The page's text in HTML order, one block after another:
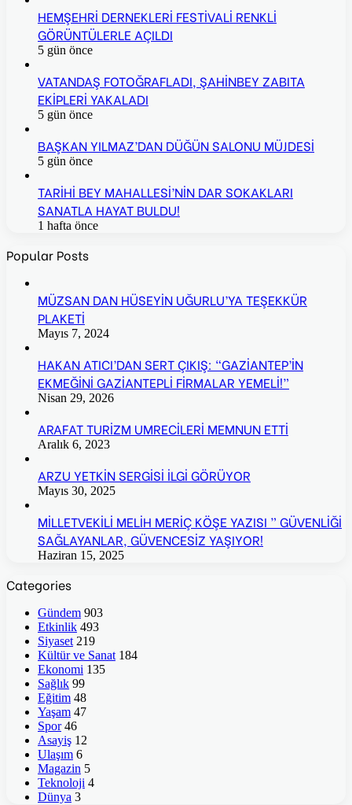
HEMŞEHRİ DERNEKLERİ FESTİVALİ RENKLİ
GÖRÜNTÜLERLE AÇILDI
5 gün önce
VATANDAŞ FOTOĞRAFLADI, ŞAHİNBEY ZABITA
EKİPLERİ YAKALADI
5 gün önce
BAŞKAN YILMAZ’DAN DÜĞÜN SALONU MÜJDESİ
5 gün önce
TARİHİ BEY MAHALLESİ’NİN DAR SOKAKLARI
SANATLA HAYAT BULDU!
1 hafta önce
Popular Posts
MÜZSAN DAN HÜSEYİN UĞURLU’YA TEŞEKKÜR
PLAKETİ
Mayıs 7, 2024
HAKAN ATICI’DAN SERT ÇIKIŞ: “GAZİANTEP’İN
EKMEĞİNİ GAZİANTEPLİ FİRMALAR YEMELİ!”
Nisan 29, 2026
ARAFAT TURİZM UMRECİLERİ MEMNUN ETTİ
Aralık 6, 2023
ARZU YETKİN SERGİSİ İLGİ GÖRÜYOR
Mayıs 30, 2025
MİLLETVEKİLİ MELİH MERİÇ KÖŞE YAZISI ” GÜVENLİĞİ
SAĞLAYANLAR, GÜVENCESİZ YAŞIYOR!
Haziran 15, 2025
Categories
Gündem 903
Etkinlik 493
Siyaset 219
Kültür ve Sanat 184
Ekonomi 135
Sağlık 99
Eğitim 48
Yaşam 47
Spor 46
Asayiş 12
Ulaşım 6
Magazin 5
Teknoloji 4
Dünya 3